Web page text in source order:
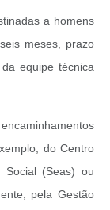
a homens
meses, prazo
equipe técnica
do Centro
Social (Seas) ou
pela Gestão